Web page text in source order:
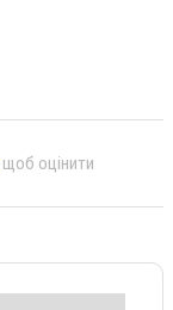
щоб оцінити